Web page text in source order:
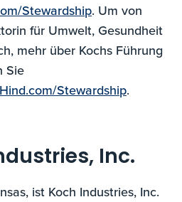
Stewardship. Um von
für Umwelt, Gesundheit
mehr über Kochs Führung
Sie
Stewardship.
Inc.
ist Koch Industries, Inc.